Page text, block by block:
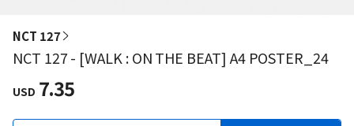
NCT 127
NCT 127 - [WALK : ON THE BEAT] A4 POSTER_24
USD 7.35